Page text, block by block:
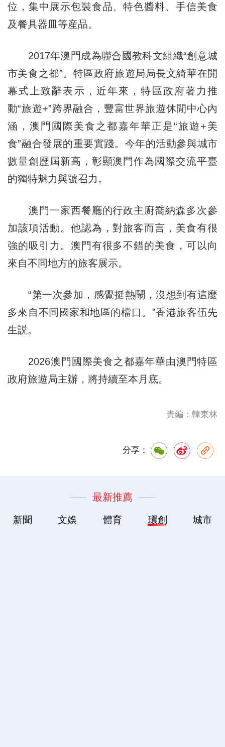
位，集中展示包裝食品、特色醬料、手信美食
及餐具器皿等産品。
2017年澳門成為聯合國教科文組織“創意城
市美食之都”。特區政府旅遊局局長文綺華在開
幕式上致辭表示，近年來，特區政府著力推
動“旅遊+”跨界融合，豐富世界旅遊休閒中心內
涵，澳門國際美食之都嘉年華正是“旅遊+美
食”融合發展的重要實踐。今年的活動參與城市
數量創歷屆新高，彰顯澳門作為國際交流平臺
的獨特魅力與號召力。
澳門一家西餐廳的行政主廚喬納森多次參
加該項活動。他認為，對旅客而言，美食有很
強的吸引力。澳門有很多不錯的美食，可以向
來自不同地方的旅客展示。
“第一次參加，感覺挺熱鬧，沒想到有這麼
多來自不同國家和地區的檔口。”香港旅客伍先
生説。
2026澳門國際美食之都嘉年華由澳門特區
政府旅遊局主辦，將持續至本月底。
責編：韓東林
分享：
最新推薦
新聞 文娛 體育 環創 城市